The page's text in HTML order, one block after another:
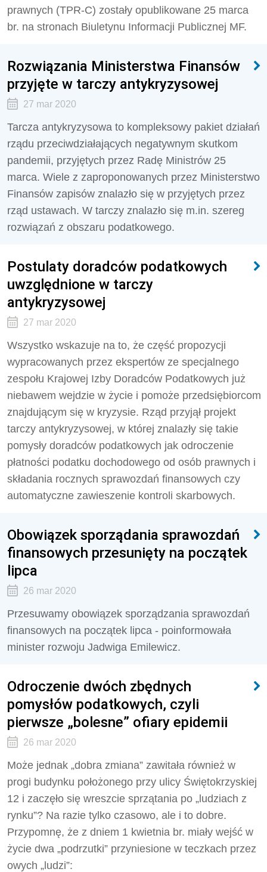
prawnych (TPR-C) zostały opublikowane 25 marca
br. na stronach Biuletynu Informacji Publicznej MF.
Rozwiązania Ministerstwa Finansów
przyjęte w tarczy antykryzysowej
27 mar 2020
Tarcza antykryzysowa to kompleksowy pakiet działań
rządu przeciwdziałających negatywnym skutkom
pandemii, przyjętych przez Radę Ministrów 25
marca. Wiele z zaproponowanych przez Ministerstwo
Finansów zapisów znalazło się w przyjętych przez
rząd ustawach. W tarczy znalazło się m.in. szereg
rozwiązań z obszaru podatkowego.
Postulaty doradców podatkowych
uwzględnione w tarczy
antykryzysowej
27 mar 2020
Wszystko wskazuje na to, że część propozycji
wypracowanych przez ekspertów ze specjalnego
zespołu Krajowej Izby Doradców Podatkowych już
niebawem wejdzie w życie i pomoże przedsiębiorcom
znajdującym się w kryzysie. Rząd przyjął projekt
tarczy antykryzysowej, w której znalazły się takie
pomysły doradców podatkowych jak odroczenie
płatności podatku dochodowego od osób prawnych i
składania rocznych sprawozdań finansowych czy
automatyczne zawieszenie kontroli skarbowych.
Obowiązek sporządania sprawozdań
finansowych przesunięty na początek
lipca
26 mar 2020
Przesuwamy obowiązek sporządzania sprawozdań
finansowych na początek lipca - poinformowała
minister rozwoju Jadwiga Emilewicz.
Odroczenie dwóch zbędnych
pomysłów podatkowych, czyli
pierwsze „bolesne” ofiary epidemii
26 mar 2020
Może jednak „dobra zmiana” zawitała również w
progi budynku położonego przy ulicy Świętokrzyskiej
12 i zaczęło się wreszcie sprzątania po „ludziach z
rynku”? Na razie tylko czasowo, ale i to dobre.
Przypomnę, że z dniem 1 kwietnia br. miały wejść w
życie dwa „podrzutki” przyniesione w teczkach przez
owych „ludzi”: